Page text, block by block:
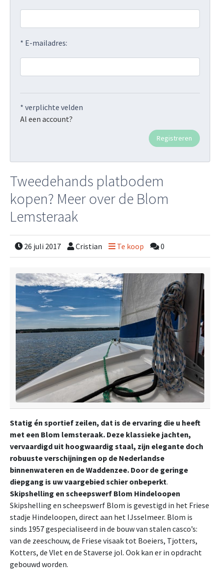
* E-mailadres:
* verplichte velden
Al een account?
Tweedehands platbodem
kopen? Meer over de Blom
Lemsteraak
26 juli 2017 Cristian Te koop 0
Statig én sportief zeilen, dat is de ervaring die u heeft
met een Blom lemsteraak. Deze klassieke jachten,
vervaardigd uit hoogwaardig staal, zijn elegante doch
robuuste verschijningen op de Nederlandse
binnenwateren en de Waddenzee. Door de geringe
diepgang is uw vaargebied schier onbeperkt.
Skipshelling en scheepswerf Blom Hindeloopen
Skipshelling en scheepswerf Blom is gevestigd in het Friese
stadje Hindeloopen, direct aan het IJsselmeer. Blom is
sinds 1957 gespecialiseerd in de bouw van stalen casco’s:
van de zeeschouw, de Friese visaak tot Boeiers, Tjotters,
Kotters, de Vlet en de Staverse jol. Ook kan er in opdracht
gebouwd worden.